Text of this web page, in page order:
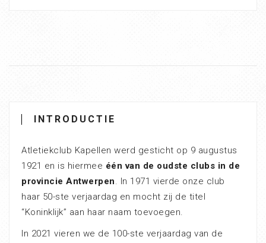
INTRODUCTIE
Atletiekclub Kapellen werd gesticht op 9 augustus
1921 en is hiermee één van de oudste clubs in de
provincie Antwerpen. In 1971 vierde onze club
haar 50-ste verjaardag en mocht zij de titel
“Koninklijk” aan haar naam toevoegen.
In 2021 vieren we de 100-ste verjaardag van de